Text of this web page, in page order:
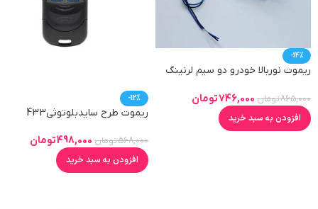
-14%
ریموت نوربالا خودرو دو سیم لرنینگ
865,000تومان 746,000تومان
افزودن به سبد خرید
-12%
ریموت طرح سایدبلوتوثی433
568,000تومان 498,000تومان
افزودن به سبد خرید